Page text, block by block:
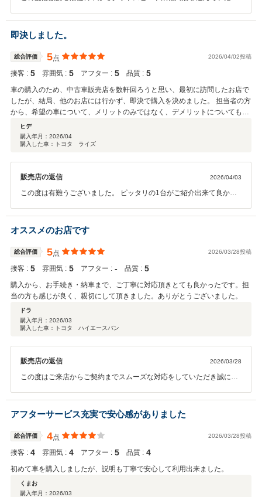
だき大変感謝しております。今後も何かお困りの際は是非お気軽にお
声掛けください。オイル交換やメンテナンスでもお待ちしております
ので、どうぞ末永くよろしくお願いいたします。
即決しました。
総合評価 5点 2026/04/02投稿
接客 : 5 雰囲気 : 5 アフター : 5 品質 : 5
車の購入のため、中古車販売店を数軒回ろうと思い、最初に訪問したお店で
したが、結局、他のお店には行かず、即決で購入を決めました。 担当者の方
から、希望の車について、メリットのみではなく、デメリットについても、
詳細に説明していただき、また、こちらからの質問にも丁寧に対応していた
だいたので、信頼することができました。
ヒデ
購入年月： 2026/04
購入した車：トヨタ ライズ
販売店の返信 2026/04/03
この度は有難うございました。 ピッタリの1台がご紹介出来て良かっ
います。
オススメのお店です
総合評価 5点 2026/03/28投稿
接客 : 5 雰囲気 : 5 アフター : ‐ 品質 : 5
購入から、お手続き・納車まで、ご丁寧に対応頂きとても良かったです。担
当の方も感じが良く、親切にして頂きました。ありがとうございました。
ドラ
購入年月： 2026/03
購入した車：トヨタ ハイエースバン
販売店の返信 2026/03/28
この度はご来店からご契約までスムーズな対応をしていただき誠にあ
た気になる点やお困りの事がありましたらいつでもご連絡おまちして
おります。 今後とも末永くよろしくお願いいたします。
アフターサービス充実で安心感がありました
総合評価 4点 2026/03/28投稿
接客 : 4 雰囲気 : 4 アフター : 5 品質 : 4
初めて車を購入しましたが、説明も丁寧で安心して利用出来ました。
くまお
購入年月： 2026/03